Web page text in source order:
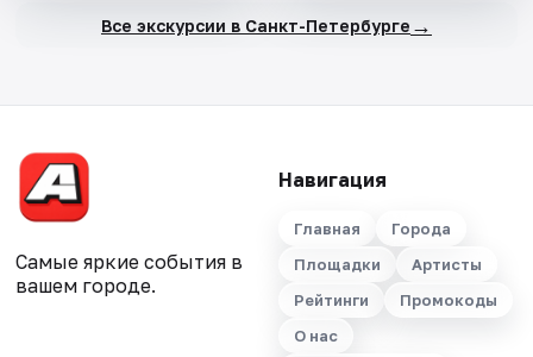
Все экскурсии в Санкт-Петербурге →
Самые яркие события в
вашем городе.
Навигация
Главная
Города
Площадки
Артисты
Рейтинги
Промокоды
О нас